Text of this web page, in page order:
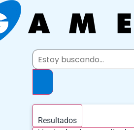
Search
Resultados